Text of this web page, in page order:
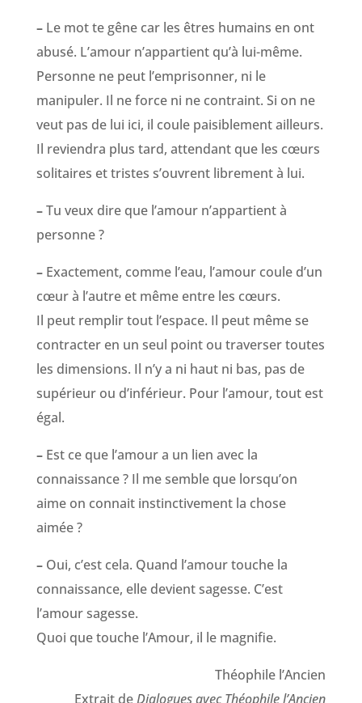
– Le mot te gêne car les êtres humains en ont
abusé. L’amour n’appartient qu’à lui-même.
Personne ne peut l’emprisonner, ni le
manipuler. Il ne force ni ne contraint. Si on ne
veut pas de lui ici, il coule paisiblement ailleurs.
Il reviendra plus tard, attendant que les cœurs
solitaires et tristes s’ouvrent librement à lui.
–Tu veux dire que l’amour n’appartient à
personne ?
– Exactement, comme l’eau, l’amour coule d’un
cœur à l’autre et même entre les cœurs.
Il peut remplir tout l’espace. Il peut même se
contracter en un seul point ou traverser toutes
les dimensions. Il n’y a ni haut ni bas, pas de
supérieur ou d’inférieur. Pour l’amour, tout est
égal.
– Est ce que l’amour a un lien avec la
connaissance ? Il me semble que lorsqu’on
aime on connait instinctivement la chose
aimée ?
– Oui, c’est cela. Quand l’amour touche la
connaissance, elle devient sagesse. C’est
l’amour sagesse.
Quoi que touche l’Amour, il le magnifie.
Théophile l’Ancien
Extrait de Dialogues avec Théophile l’Ancien